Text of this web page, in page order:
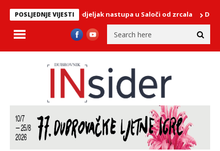
POSLJEDNJE VIJESTI
Jairo Ortiz u ponedjeljak nastupa u Saloči od zrcala DHMZ